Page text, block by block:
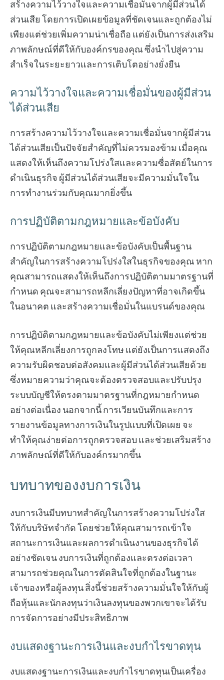
สร้างความไว้วางใจและความเชื่อมั่นจากผู้มีส่วนได้
ส่วนเสีย โดยการเปิดเผยข้อมูลที่ชัดเจนและถูกต้องไม่
เพียงแต่ช่วยเพิ่มความน่าเชื่อถือ แต่ยังเป็นการส่งเสริม
ภาพลักษณ์ที่ดีให้กับองค์กรของคุณ ซึ่งนำไปสู่ความ
สำเร็จในระยะยาวและการเติบโตอย่างยั่งยืน
ความไว้วางใจและความเชื่อมั่นของผู้มีส่วน
ได้ส่วนเสีย
การสร้างความไว้วางใจและความเชื่อมั่นจากผู้มีส่วน
ได้ส่วนเสียเป็นปัจจัยสำคัญที่ไม่ควรมองข้าม เมื่อคุณ
แสดงให้เห็นถึงความโปร่งใสและความซื่อสัตย์ในการ
ดำเนินธุรกิจ ผู้มีส่วนได้ส่วนเสียจะมีความมั่นใจใน
การทำงานร่วมกับคุณมากยิ่งขึ้น
การปฏิบัติตามกฎหมายและข้อบังคับ
การปฏิบัติตามกฎหมายและข้อบังคับเป็นพื้นฐาน
สำคัญในการสร้างความโปร่งใสในธุรกิจของคุณ หาก
คุณสามารถแสดงให้เห็นถึงการปฏิบัติตามมาตรฐานที่
กำหนด คุณจะสามารถหลีกเลี่ยงปัญหาที่อาจเกิดขึ้น
ในอนาคต และสร้างความเชื่อมั่นในแบรนด์ของคุณ
การปฏิบัติตามกฎหมายและข้อบังคับไม่เพียงแต่ช่วย
ให้คุณหลีกเลี่ยงการถูกลงโทษ แต่ยังเป็นการแสดงถึง
ความรับผิดชอบต่อสังคมและผู้มีส่วนได้ส่วนเสียด้วย
ซึ่งหมายความว่าคุณจะต้องตรวจสอบและปรับปรุง
ระบบบัญชีให้ตรงตามมาตรฐานที่กฎหมายกำหนด
อย่างต่อเนื่อง นอกจากนี้ การเวียนบันทึกและการ
รายงานข้อมูลทางการเงินในรูปแบบที่เปิดเผย จะ
ทำให้คุณง่ายต่อการถูกตรวจสอบ และช่วยเสริมสร้าง
ภาพลักษณ์ที่ดีให้กับองค์กรมากขึ้น
บทบาทของงบการเงิน
งบการเงินมีบทบาทสำคัญในการสร้างความโปร่งใส
ให้กับบริษัทจำกัด โดยช่วยให้คุณสามารถเข้าใจ
สถานะการเงินและผลการดำเนินงานของธุรกิจได้
อย่างชัดเจน งบการเงินที่ถูกต้องและตรงต่อเวลา
สามารถช่วยคุณในการตัดสินใจที่ถูกต้องในฐานะ
เจ้าของหรือผู้ลงทุน สิ่งนี้ช่วยสร้างความมั่นใจให้กับผู้
ถือหุ้นและนักลงทุนว่าเงินลงทุนของพวกเขาจะได้รับ
การจัดการอย่างมีประสิทธิภาพ
งบแสดงฐานะการเงินและงบกำไรขาดทุน
งบแสดงฐานะการเงินและงบกำไรขาดทุนเป็นเครื่อง